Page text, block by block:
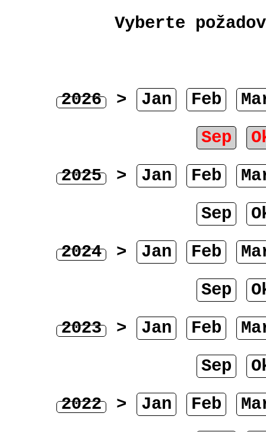
Vyberte
2026 > Jan Feb
Sep
2025
> Jan Feb
Sep
2024
> Jan Feb
Sep
2023
> Jan Feb
Sep
2022
> Jan Feb